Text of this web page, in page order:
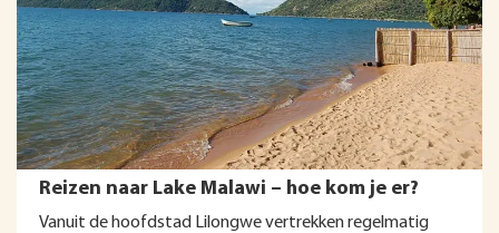
Reizen naar Lake Malawi – hoe kom je er?
Vanuit de hoofdstad Lilongwe vertrekken regelmatig